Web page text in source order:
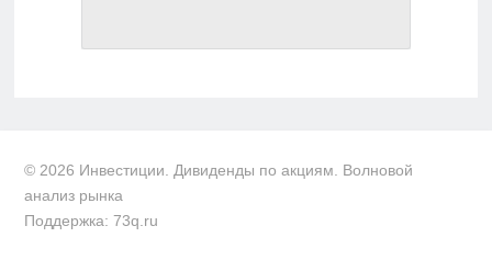
© 2026 Инвестиции. Дивиденды по акциям. Волновой
анализ рынка
Поддержка: 73q.ru